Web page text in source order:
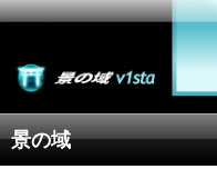
景の域
搜
索